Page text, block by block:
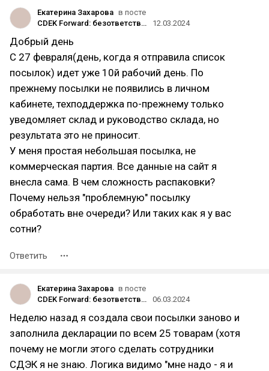
Екатерина Захарова в посте
CDEK Forward: безответственность и высасывание денег с клиентов
12.03.2024
Добрый день
С 27 февраля(день, когда я отправила список
посылок) идет уже 10й рабочий день. По
прежнему посылки не появились в личном
кабинете, техподдержка по-прежнему только
уведомляет склад и руководство склада, но
результата это не приносит.
У меня простая небольшая посылка, не
коммерческая партия. Все данные на сайт я
внесла сама. В чем сложность распаковки?
Почему нельзя "проблемную" посылку
обработать вне очереди? Или таких как я у вас
сотни?
Ответить
Екатерина Захарова в посте
CDEK Forward: безответственность и высасывание денег с клиентов
06.03.2024
Неделю назад я создала свои посылки заново и
заполнила декларации по всем 25 товарам (хотя
почему не могли этого сделать сотрудники
СДЭК я не знаю. Логика видимо "мне надо - я и